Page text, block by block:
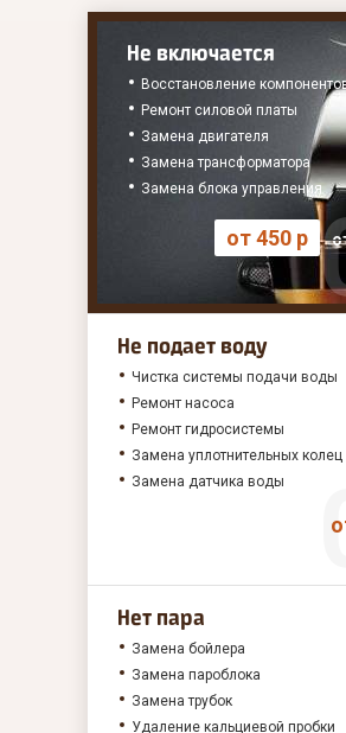
Не включается
Восстановление
Ремонт силовой платы
Замена двигателя
Замена трансформатора
Замена блока управления
от 450 р
Не подает воду
Чистка системы подачи воды
Ремонт насоса
Ремонт гидросистемы
Замена уплотнительных колец
Замена датчика воды
Нет пара
Замена бойлера
Замена пароблока
Замена трубок
Удаление кальциевой пробки